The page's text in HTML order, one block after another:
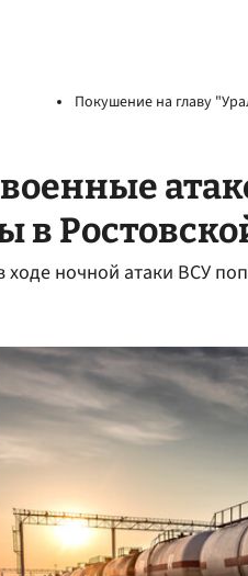
Покушение на главу
в
ходе ночной атаки ВСУ